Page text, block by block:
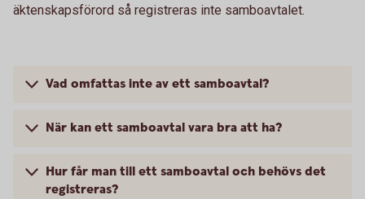
äktenskapsförord så registreras inte samboavtalet.
Vad omfattas inte av ett samboavtal?
När kan ett samboavtal vara bra att ha?
Hur får man till ett samboavtal och behövs det
registreras?